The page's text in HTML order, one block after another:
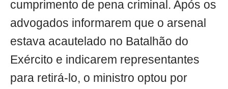
cumprimento de pena criminal. Após os
advogados informarem que o arsenal
estava acautelado no Batalhão do
Exército e indicarem representantes
para retirá-lo, o ministro optou por